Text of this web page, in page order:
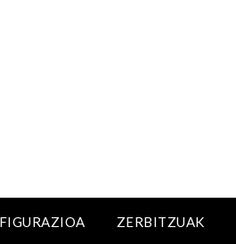
ZERBITZUAK